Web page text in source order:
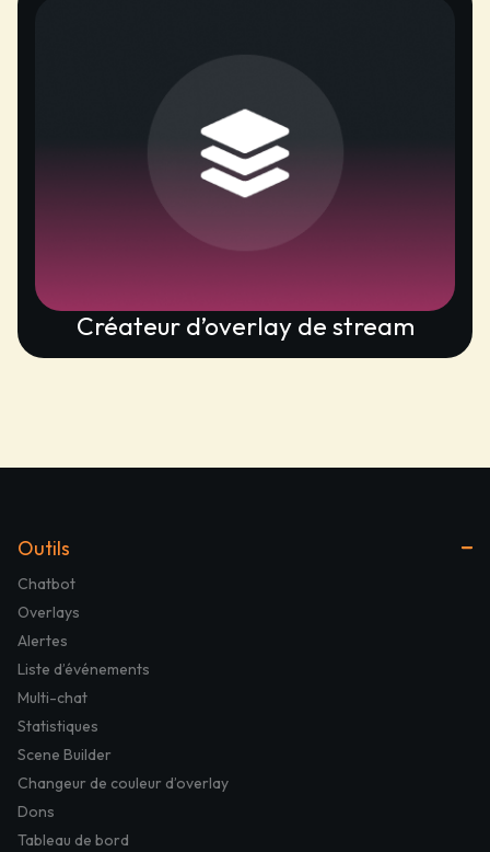
Créateur d’overlay de stream
Outils
Chatbot
Overlays
Alertes
Liste d’événements
Multi-chat
Statistiques
Scene Builder
Changeur de couleur d’overlay
Dons
Tableau de bord